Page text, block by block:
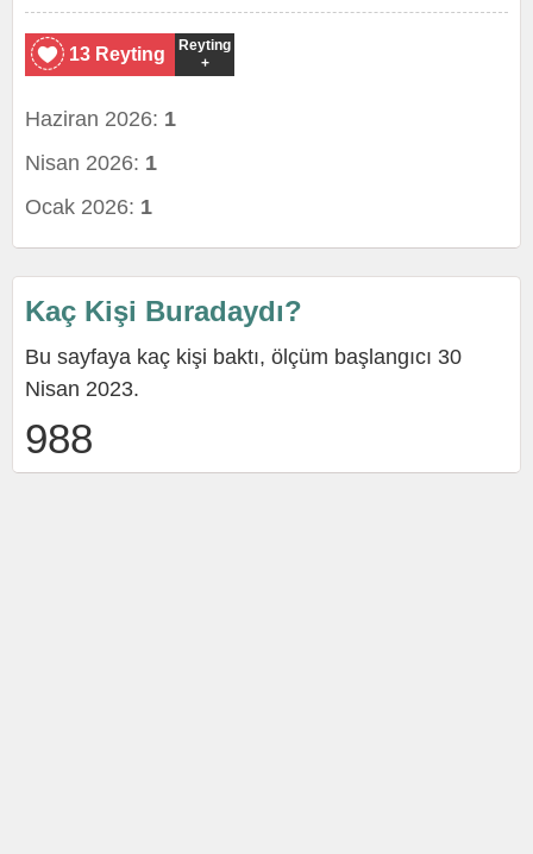
13 Reyting
Reyting
+
Haziran 2026: 1
Nisan 2026: 1
Ocak 2026: 1
Kaç Kişi Buradaydı?
Bu sayfaya kaç kişi baktı, ölçüm başlangıcı 30
Nisan 2023.
988